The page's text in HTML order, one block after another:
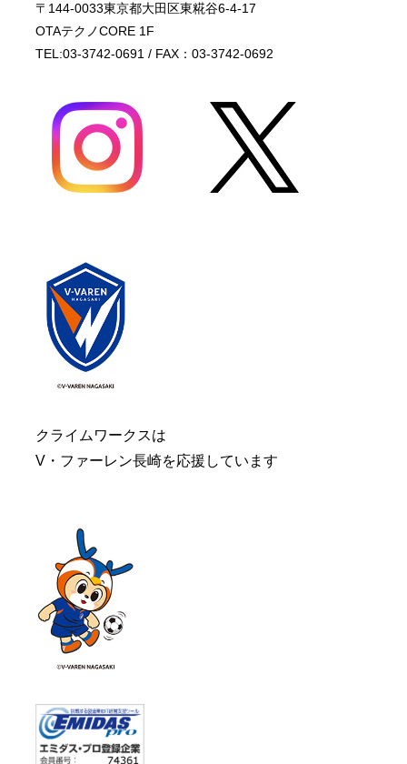
〒144-0033東京都大田区東糀谷6-4-17
OTAテクノCORE 1F
TEL:03-3742-0691 / FAX：03-3742-0692
クライムワークスは
V・ファーレン長崎を応援しています